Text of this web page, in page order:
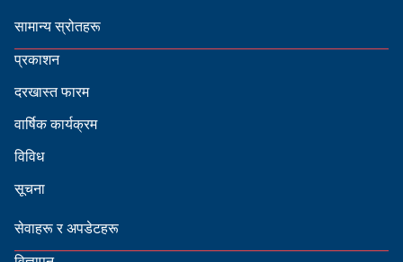
सामान्य स्रोतहरू
प्रकाशन
दरखास्त फारम
वार्षिक कार्यक्रम
विविध
सूचना
सेवाहरू र अपडेटहरू